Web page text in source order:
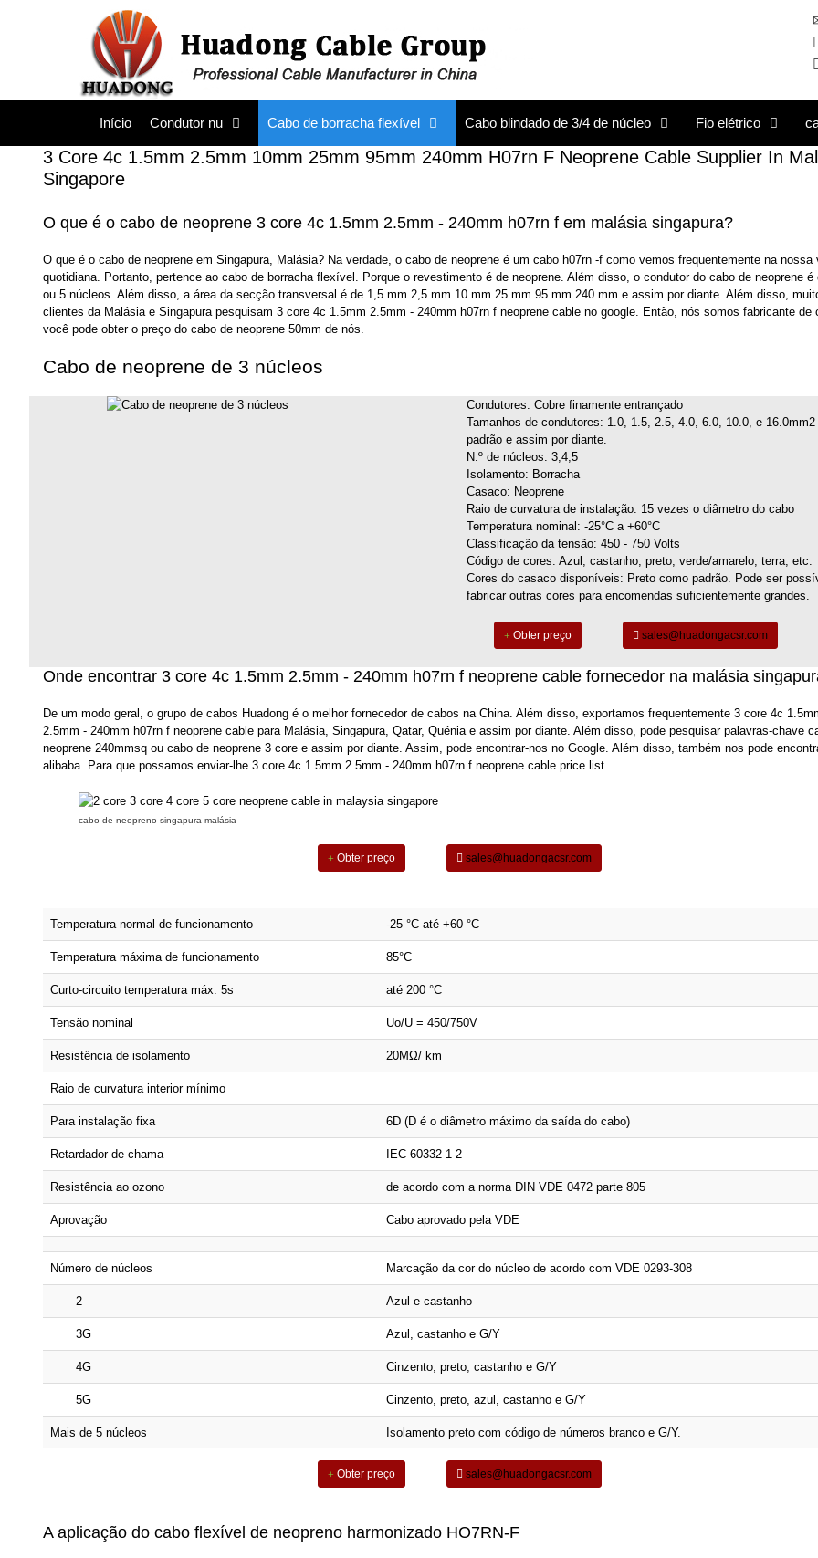
Início Condutor nu Cabo de borracha flexível Cabo blindado de 3/4 de núcleo Fio elétrico
3 Core 4c 1.5mm 2.5mm 10mm 25mm 95mm 240mm H07rn F Neoprene Cable Supplier In
Singapore
O que é o cabo de neoprene 3 core 4c 1.5mm 2.5mm - 240mm h07rn f em malásia singapura?
O que é o cabo de neoprene em Singapura, Malásia? Na verdade, o cabo de neoprene é um cabo h07rn -f como vemos frequentemente na nossa
quotidiana. Portanto, pertence ao cabo de borracha flexível. Porque o revestimento é de neoprene. Além disso, o condutor do cabo de neoprene é
ou 5 núcleos. Além disso, a área da secção transversal é de 1,5 mm 2,5 mm 10 mm 25 mm 95 mm 240 mm e assim por diante. Além disso,
clientes da Malásia e Singapura pesquisam 3 core 4c 1.5mm 2.5mm - 240mm h07rn f neoprene cable no google. Então, nós somos fabricante de
você pode obter o preço do cabo de neoprene 50mm de nós.
Cabo de neoprene de 3 núcleos
Condutores: Cobre finamente entrançado
Tamanhos de condutores: 1.0, 1.5, 2.5, 4.0, 6.0, 10.0, e 16.0mm2
padrão e assim por diante.
N.º de núcleos: 3,4,5
Isolamento: Borracha
Casaco: Neoprene
Raio de curvatura de instalação: 15 vezes o diâmetro do cabo
Temperatura nominal: -25°C a +60°C
Classificação da tensão: 450 - 750 Volts
Código de cores: Azul, castanho, preto, verde/amarelo, terra, etc.
Cores do casaco disponíveis: Preto como padrão. Pode ser
fabricar outras cores para encomendas suficientemente grandes.
Obter preço sales@huadongacsr.com
Onde encontrar 3 core 4c 1.5mm 2.5mm - 240mm h07rn f neoprene cable fornecedor na malásia
De um modo geral, o grupo de cabos Huadong é o melhor fornecedor de cabos na China. Além disso, exportamos frequentemente 3 core 4c
2.5mm - 240mm h07rn f neoprene cable para Malásia, Singapura, Qatar, Quénia e assim por diante. Além disso, pode pesquisar palavras-chave
neoprene 240mmsq ou cabo de neoprene 3 core e assim por diante. Assim, pode encontrar-nos no Google. Além disso, também nos pode
alibaba. Para que possamos enviar-lhe 3 core 4c 1.5mm 2.5mm - 240mm h07rn f neoprene cable price list.
cabo de neopreno singapura malásia
Obter preço sales@huadongacsr.com
Temperatura normal de funcionamento -25 °C até +60 °C
Temperatura máxima de funcionamento 85°C
Curto-circuito temperatura máx. 5s até 200 °C
Tensão nominal Uo/U = 450/750V
Resistência de isolamento 20MΩ/ km
Raio de curvatura interior mínimo
Para instalação fixa 6D (D é o diâmetro máximo da saída do cabo)
Retardador de chama IEC 60332-1-2
Resistência ao ozono de acordo com a norma DIN VDE 0472 parte 805
Aprovação Cabo aprovado pela VDE
Número de núcleos Marcação da cor do núcleo de acordo com VDE 0293-308
2 Azul e castanho
3G Azul, castanho e G/Y
4G Cinzento, preto, castanho e G/Y
5G Cinzento, preto, azul, castanho e G/Y
Mais de 5 núcleos Isolamento preto com código de números branco e G/Y.
Obter preço sales@huadongacsr.com
A aplicação do cabo flexível de neopreno harmonizado HO7RN-F